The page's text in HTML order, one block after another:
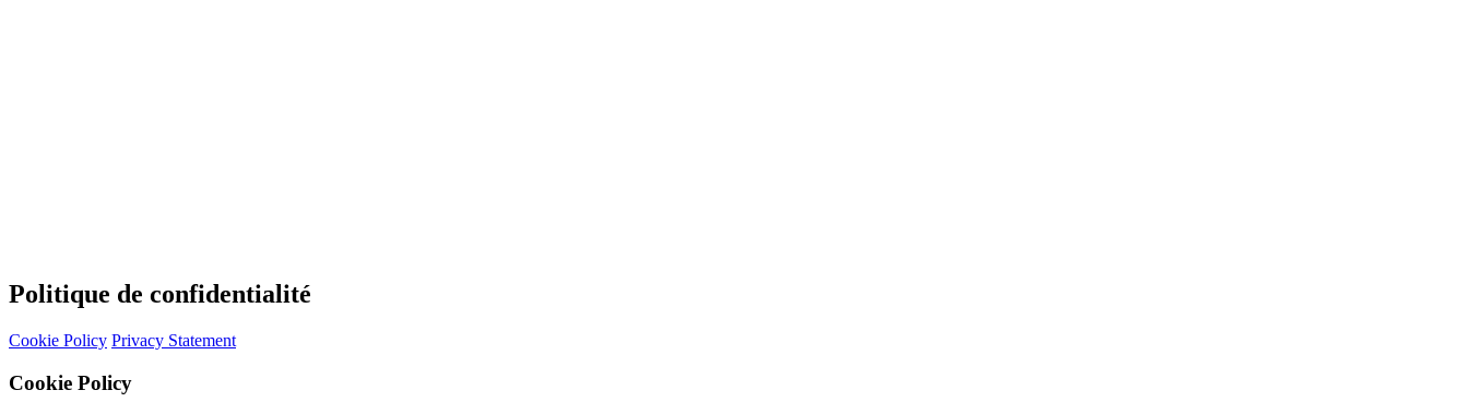
Politique de confidentialité
Cookie Policy Privacy Statement
Cookie Policy